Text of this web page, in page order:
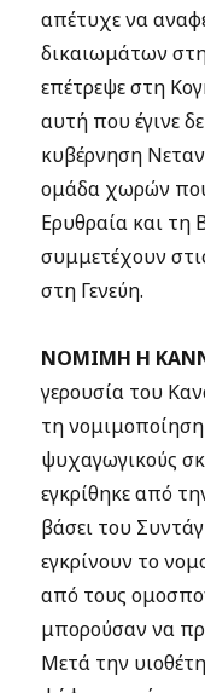
απέτυχε να
δικαιωμάτων
επέτρεψε στη
αυτή που έγινε
κυβέρνηση
ομάδα χωρών
Ερυθραία και τη
συμμετέχουν
στη Γενεύη.
ΝΟΜΙΜΗ Η
γερουσία του
τη
ψυχαγωγικούς
εγκρίθηκε από
βάσει του
εγκρίνουν το
από τους
μπορούσαν να
Μετά την